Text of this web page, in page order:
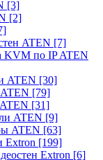
[3]
[2]
ATEN [7]
KVM по IP ATEN
ATEN [30]
[79]
[31]
ATEN [9]
ATEN [63]
Extron [199]
Extron [6]